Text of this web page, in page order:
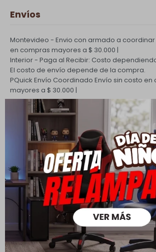
Envíos
Montevideo - Envio con armado a coordinar
en compras mayores a $ 30.000 |
Interior - Paga al Recibir: Costo
El costo de envío depende de la compra.
PQuick Envío Coordinado Envío sin costo en
mayores a $ 30.000 |
Cambios y Devoluciones
Todas las compras realizadas tienen un
su cambio.
Ver mas
Medios de pago